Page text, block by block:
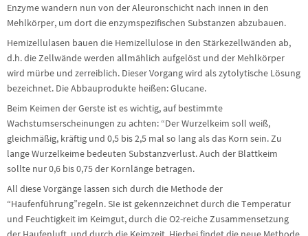
Enzyme wandern nun von der Aleuronschicht nach innen in den
Mehlkörper, um dort die enzymspezifischen Substanzen abzubauen.
Hemizellulasen bauen die Hemizellulose in den Stärkezellwänden ab,
d.h. die Zellwände werden allmählich aufgelöst und der Mehlkörper
wird mürbe und zerreiblich. Dieser Vorgang wird als zytolytische Lösung
bezeichnet. Die Abbauprodukte heißen: Glucane.
Beim Keimen der Gerste ist es wichtig, auf bestimmte
Wachstumserscheinungen zu achten: “Der Wurzelkeim soll weiß,
gleichmäßig, kräftig und 0,5 bis 2,5 mal so lang als das Korn sein. Zu
lange Wurzelkeime bedeuten Substanzverlust. Auch der Blattkeim
sollte nur 0,6 bis 0,75 der Kornlänge betragen.
All diese Vorgänge lassen sich durch die Methode der
“Haufenführung”regeln. SIe ist gekennzeichnet durch die Temperatur
und Feuchtigkeit im Keimgut, durch die O2-reiche Zusammensetzung